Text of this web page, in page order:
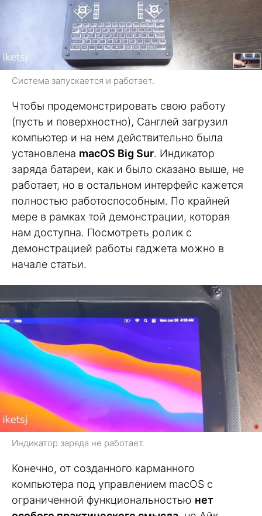
Система запускается и работает.
Чтобы продемонстрировать свою работу
(пусть и поверхностно), Санглей загрузил
компьютер и на нем действительно была
установлена macOS Big Sur. Индикатор
заряда батареи, как и было сказано выше, не
работает, но в остальном интерфейс кажется
полностью работоспособным. По крайней
мере в рамках той демонстрации, которая
нам доступна. Посмотреть ролик с
демонстрацией работы гаджета можно в
начале статьи.
Индикатор заряда не работает.
Конечно, от созданного карманного
компьютера под управлением macOS с
ограниченной функциональностью нет